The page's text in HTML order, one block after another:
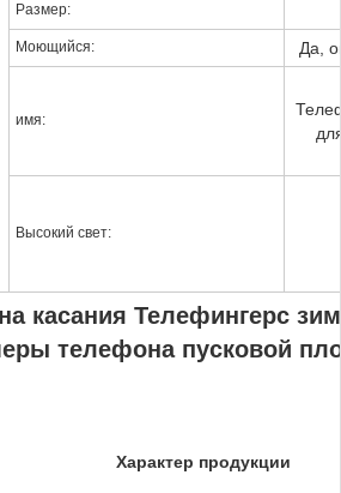
Размер:
Моющийся: Да,
имя:
Высокий свет:
касания Телефингерс
телефона пусковой
Характер продукции